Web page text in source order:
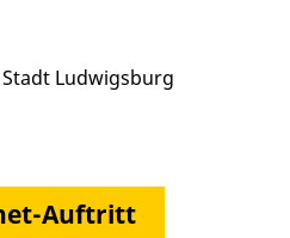
Ludwigsburg
Auftritt